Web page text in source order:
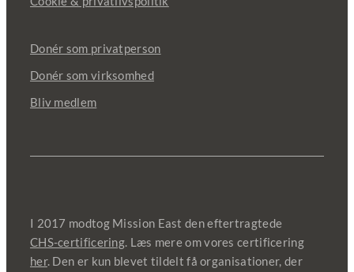
Donér som privatperson
Donér som virksomhed
Bliv medlem
I 2017 modtog Mission East den eftertragtede
CHS-certificering. Læs mere om vores certificering
her. Den er kun blevet tildelt få organisationer, der